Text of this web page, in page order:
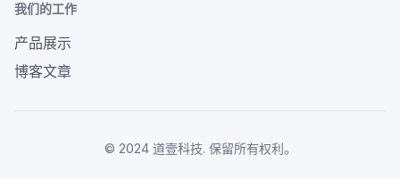
我们的工作
产品展示
博客文章
© 2024 道壹科技. 保留所有权利。